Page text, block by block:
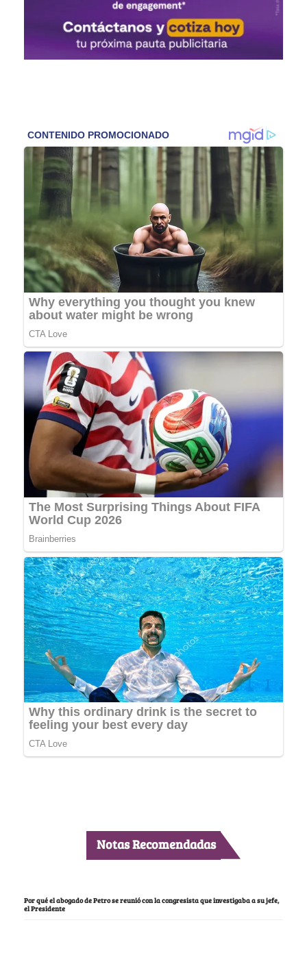
Notas Recomendadas
Por qué el abogado de Petro se reunió con la congresista que investigaba a su jefe,
el Presidente